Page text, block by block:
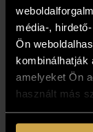
média-,
Ön
kombinálhatják
amelyeket Ön
használt más